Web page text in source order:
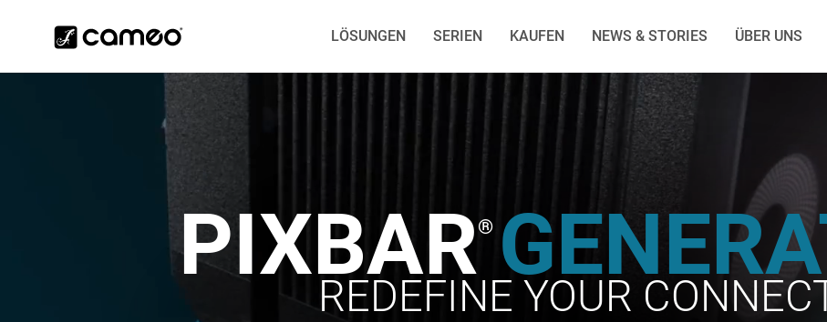
LÖSUNGEN SERIEN KAUFEN NEWS & STORIES ÜBER UNS
PIXBAR®
REDEFINE YOUR